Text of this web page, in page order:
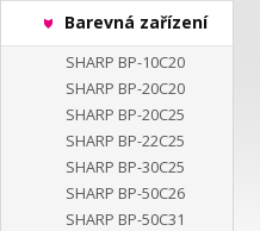
Barevná zařízení
SHARP BP-10C20
SHARP BP-20C20
SHARP BP-20C25
SHARP BP-22C25
SHARP BP-30C25
SHARP BP-50C26
SHARP BP-50C31